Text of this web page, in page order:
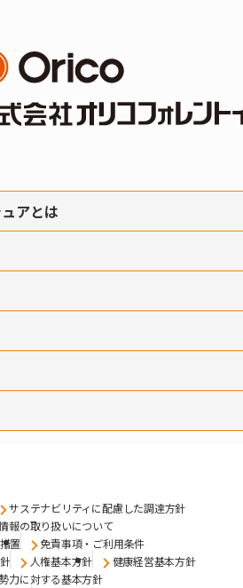
アとは
サステナビリティに配慮した調達方針
報の取り扱いについて
置
免責事項・ご利用条件
人権基本方針
健康経営基本方針
力に対する基本方針